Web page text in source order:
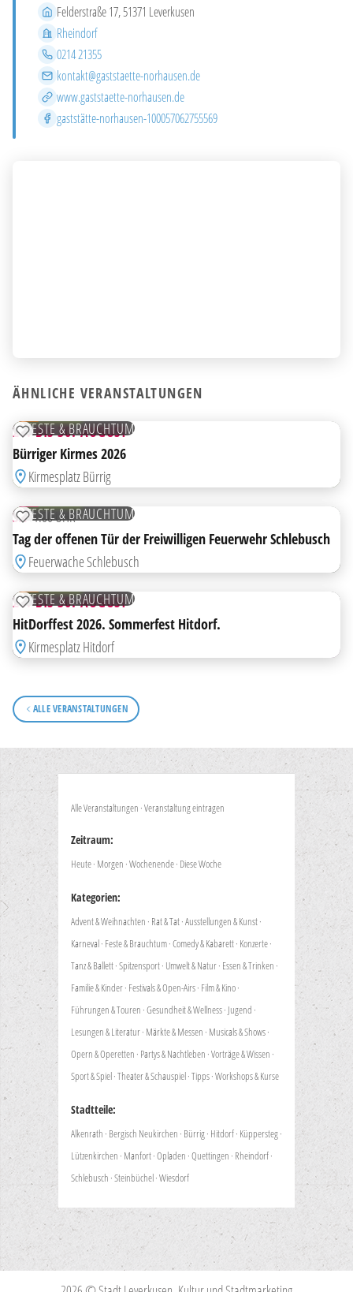
Adresse
Felderstraße 17, 51371 Leverkusen
Stadtteil
Rheindorf
Telefon
0214 21355
E-Mail
kontakt@gaststaette-norhausen.de
Website
www.gaststaette-norhausen.de
Facebook
gaststätte-norhausen-100057062755569
ÄHNLICHE VERANSTALTUNGEN
28
FESTE & BRAUCHTUM
ZUR MERKLISTE HINZUFÜGEN
28. BIS 30. AUGUST
Bürriger Kirmes 2026
Kirmesplatz Bürrig
29
FESTE & BRAUCHTUM
ZUR MERKLISTE HINZUFÜGEN
SA11:00 UHR
Tag der offenen Tür der Freiwilligen Feuerwehr Schlebusch
Feuerwache Schlebusch
HIGHLIGHT
AB
28
FESTE & BRAUCHTUM
ZUR MERKLISTE HINZUFÜGEN
28. BIS 30. AUGUST
HitDorffest 2026. Sommerfest Hitdorf.
Kirmesplatz Hitdorf
ALLE VERANSTALTUNGEN
Alle Veranstaltungen ·Veranstaltung eintragen
Zeitraum:
Heute· Morgen ·Wochenende· Diese Woche
Kategorien:
Advent & Weihnachten · Rat & Tat·Ausstellungen & Kunst·
Karneval· Feste & Brauchtum·Comedy & Kabarett· Konzerte·
Tanz & Ballett·Spitzensport· Umwelt & Natur· Essen & Trinken ·
Familie & Kinder· Festivals & Open-Airs· Film & Kino·
Führungen & Touren ·Gesundheit & Wellness· Jugend ·
Lesungen & Literatur· Märkte & Messen · Musicals & Shows·
Opern & Operetten · Partys & Nachtleben ·Vorträge & Wissen ·
Sport & Spiel·Theater & Schauspiel·Tipps·Workshops & Kurse
Stadtteile:
Alkenrath · Bergisch Neukirchen · Bürrig· Hitdorf· Küppersteg·
Lützenkirchen · Manfort·Opladen ·Quettingen · Rheindorf·
Schlebusch ·Steinbüchel·Wiesdorf